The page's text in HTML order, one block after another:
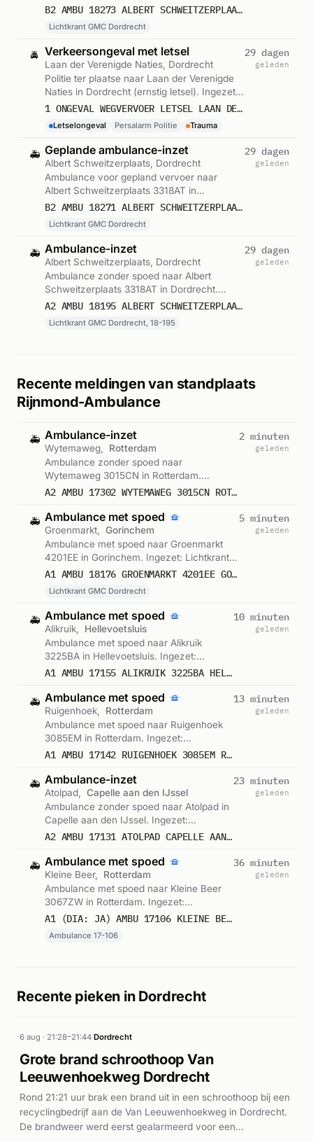
Dordrecht. Ingezet: Lichtkrant GMC
B2 AMBU 18273 ALBERT SCHWEITZERPLAATS 3318AT DORDRECHT DORDRT BON 106446
Lichtkrant GMC Dordrecht
🚔 Verkeersongeval met letsel
Laan der Verenigde Naties, Dordrecht
Politie ter plaatse naar Laan der Verenigde
Naties in Dordrecht (ernstig letsel). Ingezet:
Persalarm Politie. Gemeld om 14:16.
1 ONGEVAL WEGVERVOER LETSEL LAAN DER VERENIGDE NATIES DORDRECHT ICNUM 402314
Letselongeval Persalarm Politie Trauma
29 dagen
geleden
🚑 Geplande ambulance-inzet
Albert Schweitzerplaats, Dordrecht
Ambulance voor gepland vervoer naar
Albert Schweitzerplaats 3318AT in
Dordrecht. Ingezet: Lichtkrant GMC
B2 AMBU 18271 ALBERT SCHWEITZERPLAATS 3318AT DORDRECHT DORDRT BON 106493
Lichtkrant GMC Dordrecht
29 dagen
geleden
🚑 Ambulance-inzet
Albert Schweitzerplaats, Dordrecht
Ambulance zonder spoed naar Albert
Schweitzerplaats 3318AT in Dordrecht.
Ingezet: Lichtkrant GMC Dordrecht, 18-195.A2 AMBU 18195 ALBERT SCHWEITZERPLAATS 3318AT DORDRECHT DORDRT BON 106496
Lichtkrant GMC Dordrecht, 18-195
29 dagen
geleden
Recente meldingen van standplaats
Rijnmond-Ambulance
🚑 Ambulance-inzet
Wytemaweg,
Rotterdam
Ambulance zonder spoed naar
Wytemaweg 3015CN in Rotterdam.
Ingezet: Ambulance. Gemeld om 20:32.
A2 AMBU 17302 WYTEMAWEG 3015CN ROTTERDAM ROTTDM BON 122572
2 minuten
geleden
🚑 Ambulance met spoed
Groenmarkt,
Gorinchem
Ambulance met spoed naar Groenmarkt
4201EE in Gorinchem. Ingezet: Lichtkrant
GMC Dordrecht. Gemeld om 20:29.
A1 AMBU 18176 GROENMARKT 4201EE GORINCHEM GORCHM BON 122569
Lichtkrant GMC Dordrecht
5 minuten
geleden
🚑 Ambulance met spoed
Alikruik,
Hellevoetsluis
Ambulance met spoed naar Alikruik
3225BA in Hellevoetsluis. Ingezet:
Ambulance. Gemeld om 20:24.
A1 AMBU 17155 ALIKRUIK 3225BA HELLEVOETSLUIS HELLVS BON 122568
10 minuten
geleden
🚑 Ambulance met spoed
Ruigenhoek,
Rotterdam
Ambulance met spoed naar Ruigenhoek
3085EM in Rotterdam. Ingezet:
Ambulance. Gemeld om 20:21.
A1 AMBU 17142 RUIGENHOEK 3085EM ROTTERDAM ROTTDM BON 122567
13 minuten
geleden
🚑 Ambulance-inzet
Atolpad,
Capelle aan den IJssel
Ambulance zonder spoed naar Atolpad in
Capelle aan den IJssel. Ingezet:
Ambulance. Gemeld om 20:11.
A2 AMBU 17131 ATOLPAD CAPELLE AAN DEN IJSSEL CAPIJS BON 122566
23 minuten
geleden
🚑 Ambulance met spoed
Kleine Beer,
Rotterdam
Ambulance met spoed naar Kleine Beer
3067ZW in Rotterdam. Ingezet:
Ambulance 17-106. Gemeld om 19:58.
A1 (DIA: JA) AMBU 17106 KLEINE BEER 3067ZW ROTTERDAM ROTTDM BON 122565
Ambulance 17-106
36 minuten
geleden
Recente pieken in Dordrecht
6 aug · 21:28–21:44·Dordrecht
Grote brand schroothoop Van
Leeuwenhoekweg Dordrecht
Rond 21:21 uur brak een brand uit in een schroothoop bij een
recyclingbedrijf aan de Van Leeuwenhoekweg in Dordrecht.
De brandweer werd eerst gealarmeerd voor een